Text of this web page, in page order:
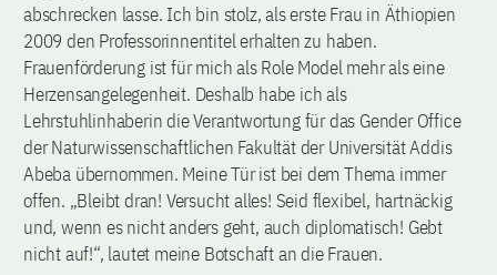
abschrecken lasse. Ich bin stolz, als erste Frau in Äthiopien
2009 den Professorinnentitel erhalten zu haben.
Frauenförderung ist für mich als Role Model mehr als eine
Herzensangelegenheit. Deshalb habe ich als
Lehrstuhlinhaberin die Verantwortung für das Gender Office
der Naturwissenschaftlichen Fakultät der Universität Addis
Abeba übernommen. Meine Tür ist bei dem Thema immer
offen. „Bleibt dran! Versucht alles! Seid flexibel, hartnäckig
und, wenn es nicht anders geht, auch diplomatisch! Gebt
nicht auf!“, lautet meine Botschaft an die Frauen.